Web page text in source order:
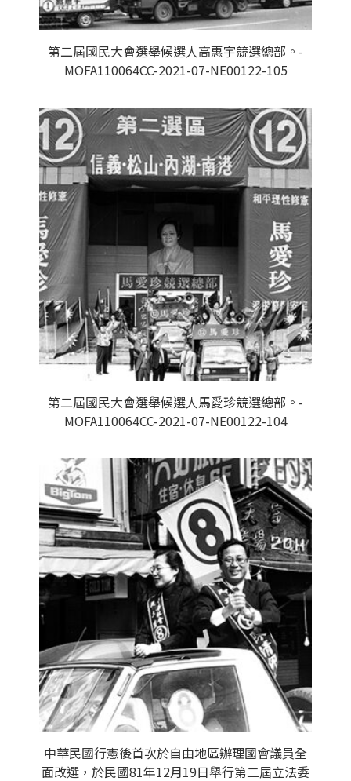
第二屆國民大會選舉候選人高惠宇競選總部。-
MOFA110064CC-2021-07-NE00122-105
第二屆國民大會選舉候選人馬愛珍競選總部。-
MOFA110064CC-2021-07-NE00122-104
中華民國行憲後首次於自由地區辦理國會議員全
面改選，於民國81年12月19日舉行第二屆立法委